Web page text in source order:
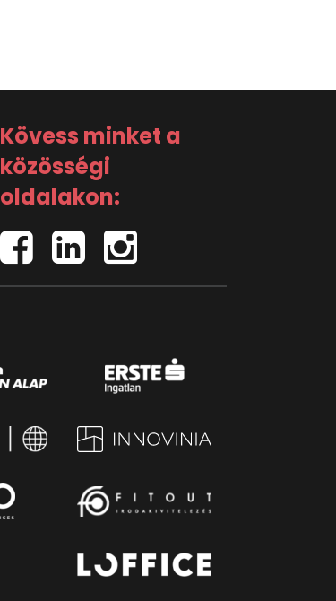
Kövess minket a
közösségi
oldalakon: